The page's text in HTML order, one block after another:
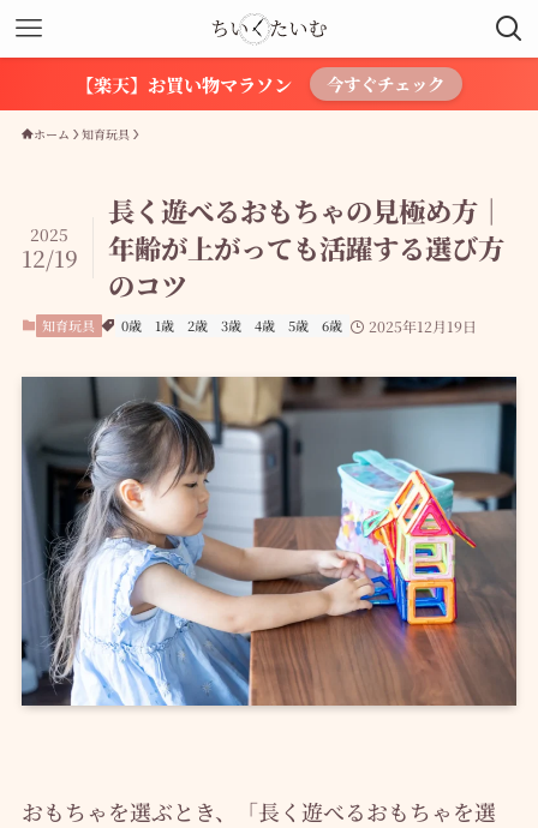
【楽天】お買い物マラソン 今すぐチェック
ホーム 知育玩具
長く遊べるおもちゃの見極め方｜
年齢が上がっても活躍する選び方
のコツ
2025
12/19
知育玩具 0歳 1歳 2歳 3歳 4歳 5歳 6歳 2025年12月19日
おもちゃを選ぶとき、「長く遊べるおもちゃを選